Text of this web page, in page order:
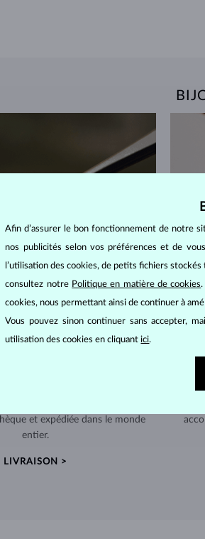
À LA MAIN À PRAGUE
à la main dans notre atelier
et expédiée dans le monde
entier.
LIVRAISON >
Afin d’assurer le bon fonctionnement de notre
nos publicités selon vos préférences et de
l’utilisation des cookies, de petits fichiers
consultez notre Politique en matière de cookies.
cookies, nous permettant ainsi de continuer à
Vous pouvez sinon continuer sans accepter,
utilisation des cookies en cliquantici.